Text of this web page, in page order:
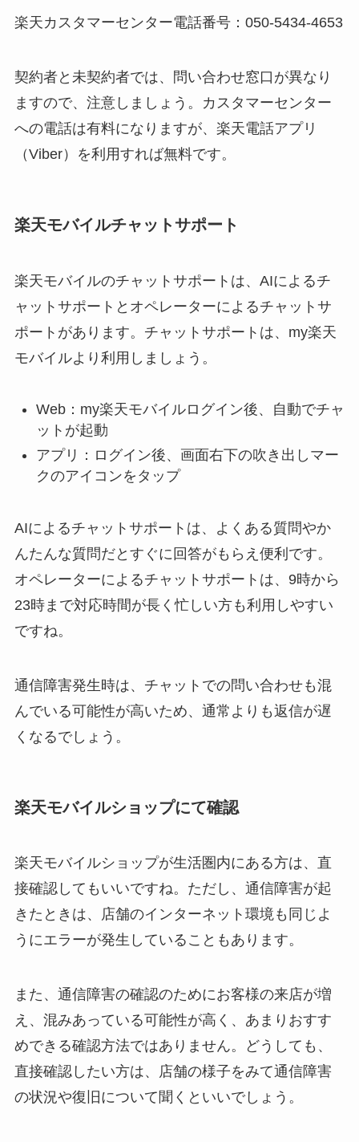
楽天カスタマーセンター電話番号：050-5434-4653
契約者と未契約者では、問い合わせ窓口が異なり
ますので、注意しましょう。カスタマーセンター
への電話は有料になりますが、楽天電話アプリ
（Viber）を利用すれば無料です。
楽天モバイルチャットサポート
楽天モバイルのチャットサポートは、AIによるチ
ャットサポートとオペレーターによるチャットサ
ポートがあります。チャットサポートは、my楽天
モバイルより利用しましょう。
Web：my楽天モバイルログイン後、自動でチャ
ットが起動
アプリ：ログイン後、画面右下の吹き出しマー
クのアイコンをタップ
AIによるチャットサポートは、よくある質問やか
んたんな質問だとすぐに回答がもらえ便利です。
オペレーターによるチャットサポートは、9時から
23時まで対応時間が長く忙しい方も利用しやすい
ですね。
通信障害発生時は、チャットでの問い合わせも混
んでいる可能性が高いため、通常よりも返信が遅
くなるでしょう。
楽天モバイルショップにて確認
楽天モバイルショップが生活圏内にある方は、直
接確認してもいいですね。ただし、通信障害が起
きたときは、店舗のインターネット環境も同じよ
うにエラーが発生していることもあります。
また、通信障害の確認のためにお客様の来店が増
え、混みあっている可能性が高く、あまりおすす
めできる確認方法ではありません。どうしても、
直接確認したい方は、店舗の様子をみて通信障害
の状況や復旧について聞くといいでしょう。